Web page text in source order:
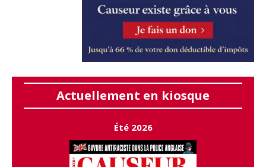
Actuellement en kiosque
Été 2026